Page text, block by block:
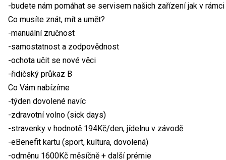
-budete nám pomáhat se servisem našich zařízení jak v rámci
Co musíte znát, mít a umět?
-manuální zručnost
-samostatnost a zodpovědnost
-ochota učit se nové věci
-řidičský průkaz B
Co Vám nabízíme
-týden dovolené navíc
-zdravotní volno (sick days)
-stravenky v hodnotě 194Kč/den, jídelnu v závodě
-eBenefit kartu (sport, kultura, dovolená)
-odměnu 1600Kč měsíčně + další prémie